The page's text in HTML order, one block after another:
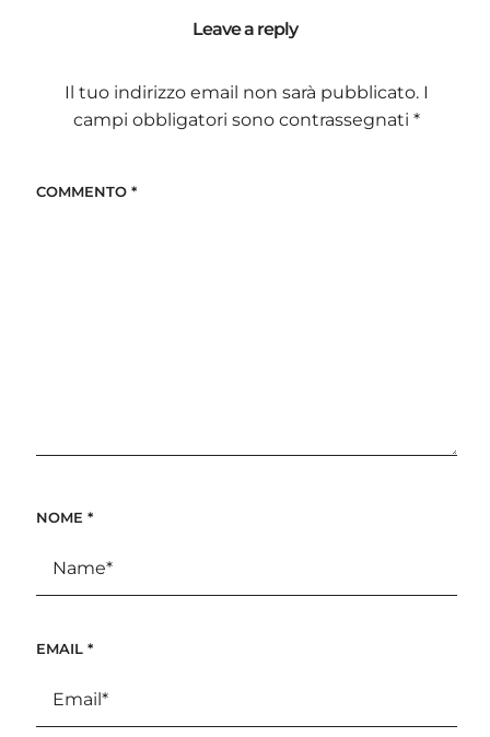
Leave a reply
Il tuo indirizzo email non sarà pubblicato. I
campi obbligatori sono contrassegnati *
COMMENTO *
NOME *
EMAIL *